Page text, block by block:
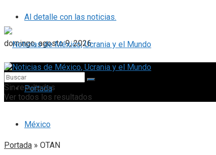
Al detalle con las noticias.
domingo, agosto 9, 2026
Portada
México
Sin resultados
Ver todos los resultados
Portada » OTAN